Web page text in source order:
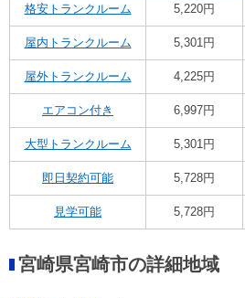
格安トランクルーム 5,220円
屋内トランクルーム 5,301円
屋外トランクルーム 4,225円
エアコン付き 6,997円
大型トランクルーム 5,301円
即日契約可能 5,728円
見学可能 5,728円
宮崎県宮崎市の詳細地域